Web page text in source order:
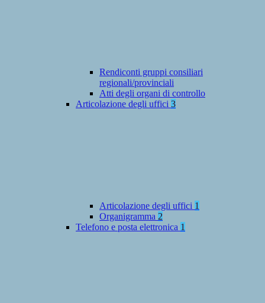
Rendiconti gruppi consiliari
regionali/provinciali
Atti degli organi di controllo
Articolazione degli uffici 3
Articolazione degli uffici 1
Organigramma 2
Telefono e posta elettronica 1